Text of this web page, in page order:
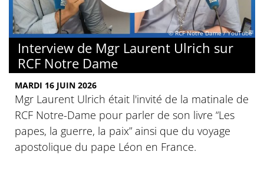
© RCF Notre Dame / YouTube
Interview de Mgr Laurent Ulrich sur
RCF Notre Dame
MARDI 16 JUIN 2026
Mgr Laurent Ulrich était l'invité de la matinale de
RCF Notre-Dame pour parler de son livre “Les
papes, la guerre, la paix” ainsi que du voyage
apostolique du pape Léon en France.